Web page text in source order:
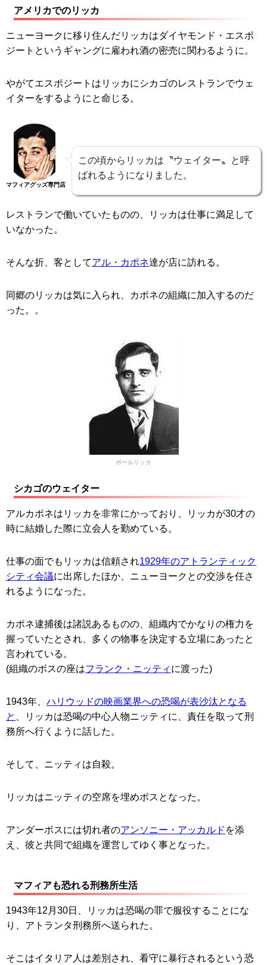
アメリカでのリッカ
ニューヨークに移り住んだリッカはダイヤモンド・エスポ
ジートというギャングに雇われ酒の密売に関わるように。
やがてエスポジートはリッカにシカゴのレストランでウェ
イターをするようにと命じる。
マフィアグッズ専門店
この頃からリッカは〝ウェイター〟と呼
ばれるようになりました。
レストランで働いていたものの、リッカは仕事に満足して
いなかった。
そんな折、客としてアル・カポネ達が店に訪れる。
同郷のリッカは気に入られ、カポネの組織に加入するのだ
った。。
ポールリッカ
シカゴのウェイター
アルカポネはリッカを非常にかっており、リッカが30才の
時に結婚した際に立会人を勤めている。
仕事の面でもリッカは信頼され1929年のアトランティック
シティ会議に出席したほか、ニューヨークとの交渉を任さ
れるようになった。
カポネ逮捕後は諸説あるものの、組織内でかなりの権力を
握っていたとされ、多くの物事を決定する立場にあったと
言われている。
(組織のボスの座はフランク・ニッティ に渡った)
1943年、 ハリウッドの映画業界への恐喝が表沙汰となる
と
、リッカは恐喝の中心人物ニッティに、責任を取って刑
務所へ行くように話した。
そして、ニッティは自殺。
リッカはニッティの空席を埋めボスとなった。
アンダーボスには切れ者のアンソニー・アッカルド を添
え、彼と共同で組織を運営してゆく事となった。
マフィアも恐れる刑務所生活
1943年12月30日、リッカは恐喝の罪で服役することにな
り、アトランタ刑務所へ送られた。
そこはイタリア人は差別され、看守に暴行されるという恐